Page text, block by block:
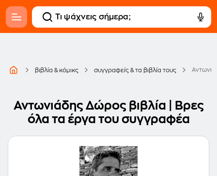
βιβλία & κόμικς συγγραφείς & τα βιβλία τους
Αντωνιάδης Δώρος βιβλία | Βρες
όλα τα έργα του συγγραφέα